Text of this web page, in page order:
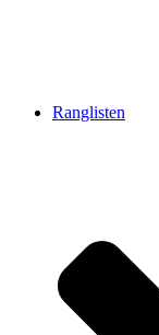
Ranglisten